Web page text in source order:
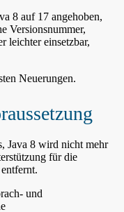
8 auf 17 angehoben,
Versionsnummer,
leichter einsetzbar,
Neuerungen.
Java 8 wird nicht mehr
für die
und